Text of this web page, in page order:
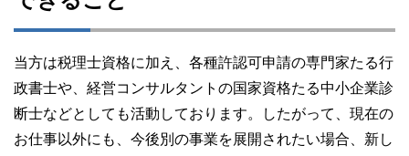
当方は税理士資格に加え、各種許認可申請の専門家たる行
政書士や、経営コンサルタントの国家資格たる中小企業診
断士などとしても活動しております。したがって、現在の
お仕事以外にも、今後別の事業を展開されたい場合、新し